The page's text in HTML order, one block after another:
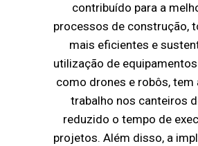
contribuído para a
processos de construção,
mais eficientes e
utilização de
como drones e robôs, tem
trabalho nos canteiros
reduzido o tempo de
projetos. Além disso, a